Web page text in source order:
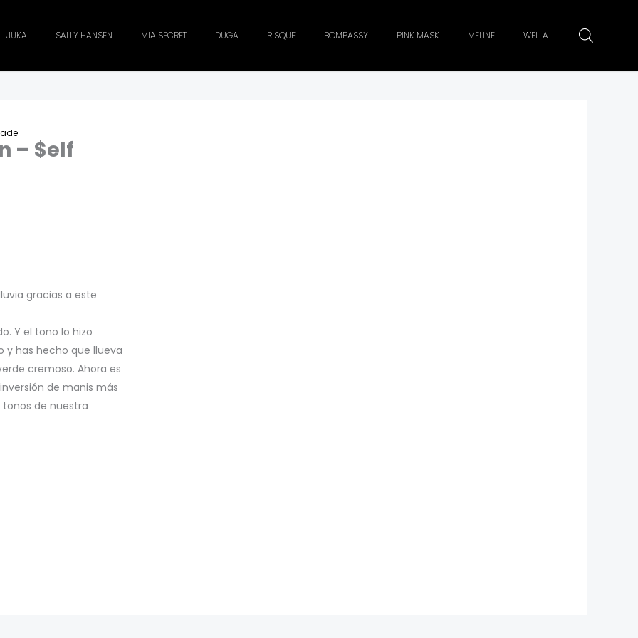
JUKA SALLY HANSEN MIA SECRET DUGA RISQUE BOMPASSY PINK MASK MELINE WELLA
– $elf
gracias a este
Y el tono lo hizo
y has hecho que llueva
cremoso. Ahora es
de manis más
tonos de nuestra